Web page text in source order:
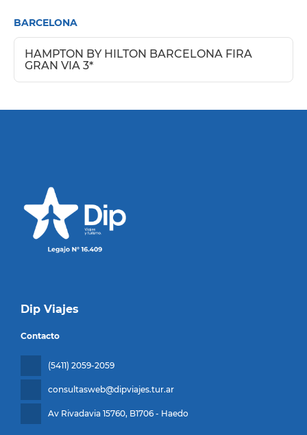
BARCELONA
HAMPTON BY HILTON BARCELONA FIRA
GRAN VIA 3*
Dip Viajes
Contacto
(5411) 2059-2059
consultasweb@dipviajes.tur.ar
Av Rivadavia 15760, B1706 - Haedo